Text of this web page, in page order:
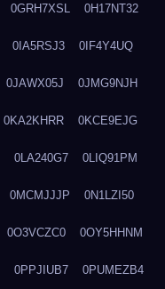
0GRH7XSL 0H17NT32
0IA5RSJ3 0IF4Y4UQ
0JAWX05J 0JMG9NJH
0KA2KHRR 0KCE9EJG
0LA240G7 0LIQ91PM
0MCMJJJP 0N1LZI50
0O3VCZC0 0OY5HHNM
0PPJIUB7 0PUMEZB4